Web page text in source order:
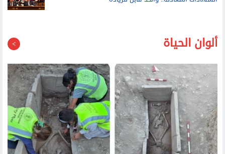
ألوان الحياة